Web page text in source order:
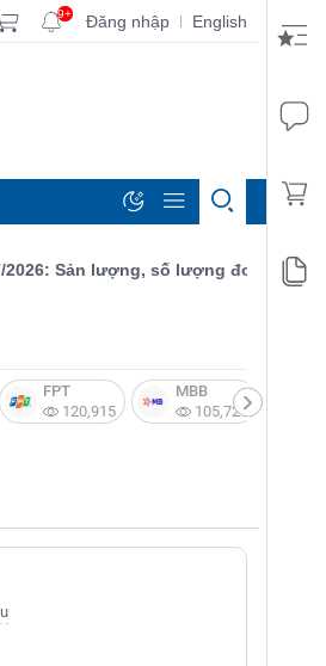
9+ Đăng nhập | English
Sản lượng, số lượng đơn đặt hàng
FPT
120,915
MBB
105,721